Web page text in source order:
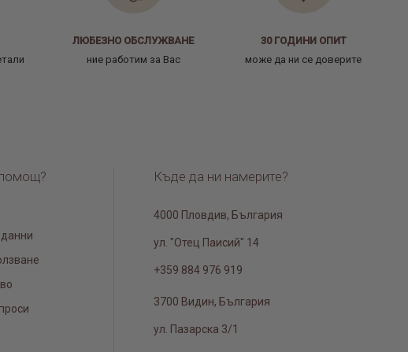
ЛЮБЕЗНО ОБСЛУЖВАНЕ
ние работим за Вас
30 ГОДИНИ ОПИТ
може да ни се доверите
Къде да ни намерите?
4000 Пловдив, България
ул. "Отец Паисий" 14
+359 884 976 919
3700 Видин, България
ул. Пазарска 3/1